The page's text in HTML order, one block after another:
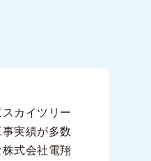
カイツリー
実績が多数
式会社電翔